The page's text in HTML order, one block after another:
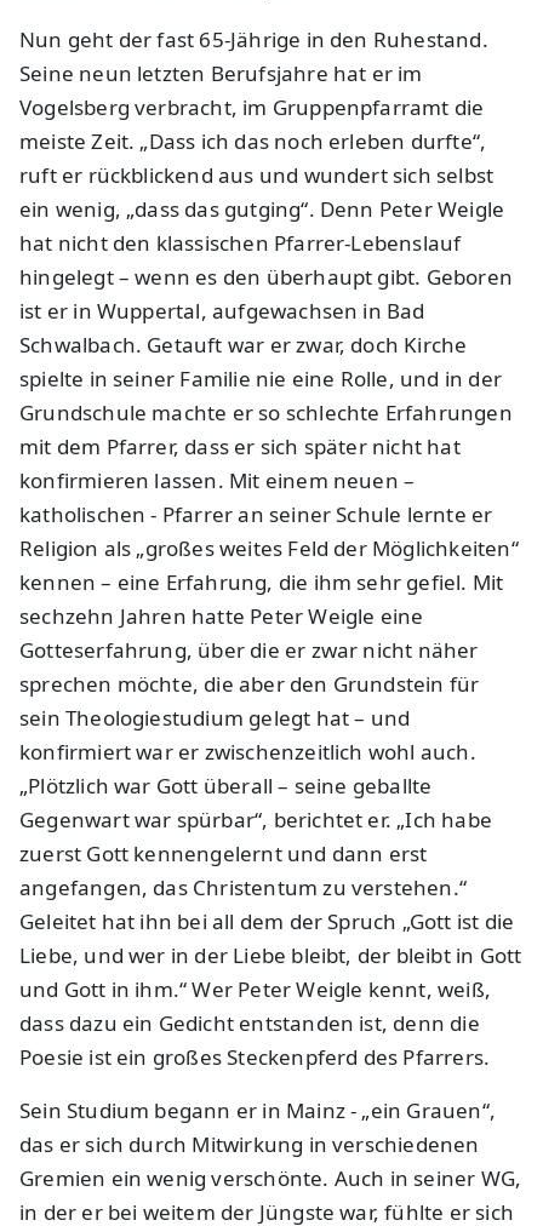
Nun geht der fast 65-Jährige in den Ruhestand.
Seine neun letzten Berufsjahre hat er im
Vogelsberg verbracht, im Gruppenpfarramt die
meiste Zeit. „Dass ich das noch erleben durfte“,
ruft er rückblickend aus und wundert sich selbst
ein wenig, „dass das gutging“. Denn Peter Weigle
hat nicht den klassischen Pfarrer-Lebenslauf
hingelegt – wenn es den überhaupt gibt. Geboren
ist er in Wuppertal, aufgewachsen in Bad
Schwalbach. Getauft war er zwar, doch Kirche
spielte in seiner Familie nie eine Rolle, und in der
Grundschule machte er so schlechte Erfahrungen
mit dem Pfarrer, dass er sich später nicht hat
konfirmieren lassen. Mit einem neuen –
katholischen - Pfarrer an seiner Schule lernte er
Religion als „großes weites Feld der Möglichkeiten“
kennen – eine Erfahrung, die ihm sehr gefiel. Mit
sechzehn Jahren hatte Peter Weigle eine
Gotteserfahrung, über die er zwar nicht näher
sprechen möchte, die aber den Grundstein für
sein Theologiestudium gelegt hat – und
konfirmiert war er zwischenzeitlich wohl auch.
„Plötzlich war Gott überall – seine geballte
Gegenwart war spürbar“, berichtet er. „Ich habe
zuerst Gott kennengelernt und dann erst
angefangen, das Christentum zu verstehen.“
Geleitet hat ihn bei all dem der Spruch „Gott ist die
Liebe, und wer in der Liebe bleibt, der bleibt in Gott
und Gott in ihm.“ Wer Peter Weigle kennt, weiß,
dass dazu ein Gedicht entstanden ist, denn die
Poesie ist ein großes Steckenpferd des Pfarrers.
Sein Studium begann er in Mainz - „ein Grauen“,
das er sich durch Mitwirkung in verschiedenen
Gremien ein wenig verschönte. Auch in seiner WG,
in der er bei weitem der Jüngste war, fühlte er sich